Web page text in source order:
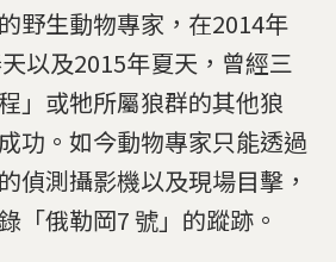
野生動物專家，在2014年
以及2015年夏天，曾經三
」或牠所屬狼群的其他狼
功。如今動物專家只能透過
偵測攝影機以及現場目擊，
「俄勒岡7 號」的蹤跡。